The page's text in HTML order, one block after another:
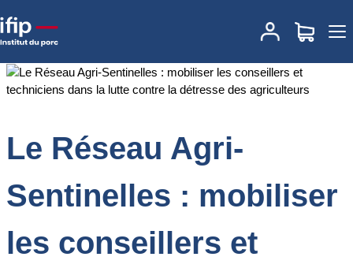
Accueil
Le Réseau Agri-Sentinelles : mobiliser
les conseillers et techniciens dans la lutte contre la détresse des
Le Réseau Agri-
Sentinelles : mobiliser
les conseillers et